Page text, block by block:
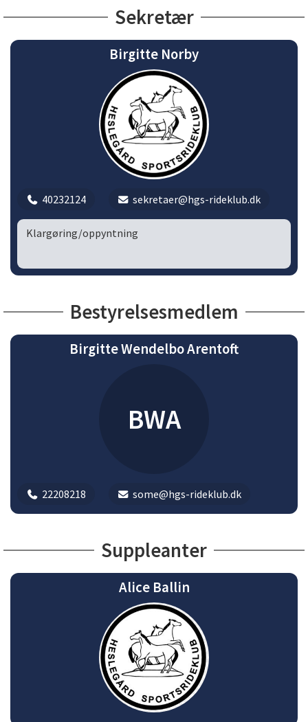
Sekretær
Birgitte Norby
40232124 sekretaer@hgs-rideklub.dk
Klargøring/oppyntning
Bestyrelsesmedlem
Birgitte Wendelbo Arentoft
BWA
22208218 some@hgs-rideklub.dk
Suppleanter
Alice Ballin